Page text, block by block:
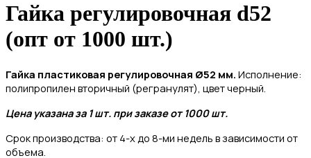
Гайка регулировочная d52
(опт от 1000 шт.)
Гайка пластиковая регулировочная Ø52 мм. Исполнение:
полипропилен вторичный (регранулят), цвет черный.
Цена указана за 1 шт. при заказе от 1000 шт.
Срок производства: от 4-х до 8-ми недель в зависимости от
объема.